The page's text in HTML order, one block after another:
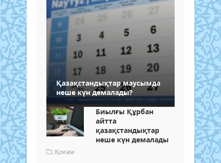
Қазақстандықтар маусымда
неше күн демалады?
Биылғы Құрбан
айтта
қазақстандықтар
неше күн демалады
Қоғам